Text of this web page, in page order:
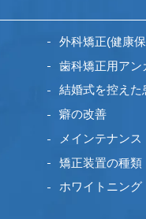
外科矯正(健康
歯科矯正用アン
結婚式を控えた
癖の改善
メインテナンス
矯正装置の種類
ホワイトニング